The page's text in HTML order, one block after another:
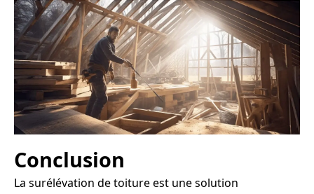
Conclusion
La surélévation de toiture est une solution